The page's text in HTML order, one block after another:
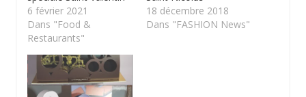
6 février 2021
Dans "Food &
Restaurants"
18 décembre 2018
Dans "FASHION News"